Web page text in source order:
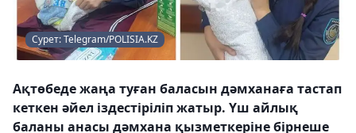
Сурет: Telegram/POLISIA.KZ
Ақтөбеде жаңа туған баласын дәмханаға тастап
кеткен әйел іздестіріліп жатыр. Үш айлық
баланы анасы дәмхана қызметкеріне бірнеше